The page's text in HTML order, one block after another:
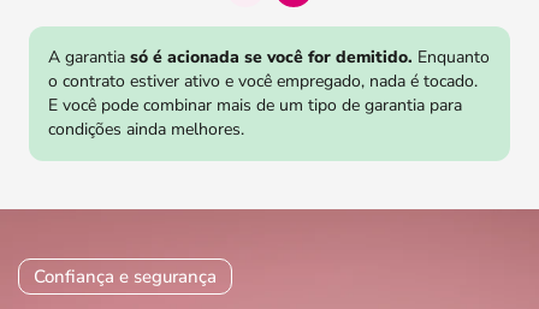
A garantia só é acionada se você for demitido. Enquanto
o contrato estiver ativo e você empregado, nada é tocado.
E você pode combinar mais de um tipo de garantia para
condições ainda melhores.
Confiança e segurança